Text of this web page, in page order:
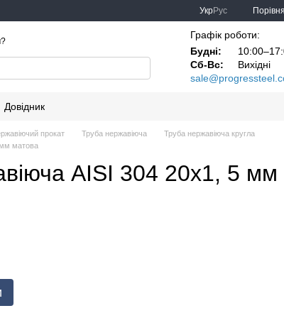
УкрРус
Графік роботи:
Будні:
Сб-Вс:
Вихідні
Довідник
прокат Труба нержавіюча
Труба нержавіюча кругла
матова
AISI 304 20х1, 5 мм